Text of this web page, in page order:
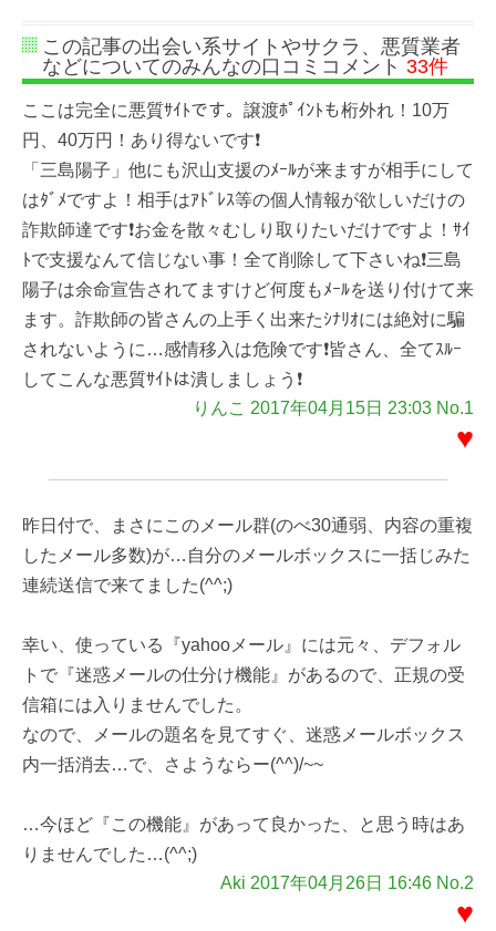
この記事の出会い系サイトやサクラ、悪質業者
などについてのみんなの口コミコメント 33件
ここは完全に悪質ｻｲﾄです。譲渡ﾎﾟｲﾝﾄも桁外れ！10万
円、40万円！あり得ないです❗
「三島陽子」他にも沢山支援のﾒｰﾙが来ますが相手にして
はﾀﾞﾒですよ！相手はｱﾄﾞﾚｽ等の個人情報が欲しいだけの
詐欺師達です❗お金を散々むしり取りたいだけですよ！ｻｲ
ﾄで支援なんて信じない事！全て削除して下さいね❗三島
陽子は余命宣告されてますけど何度もﾒｰﾙを送り付けて来
ます。詐欺師の皆さんの上手く出来たｼﾅﾘｵには絶対に騙
されないように…感情移入は危険です❗皆さん、全てｽﾙｰ
してこんな悪質ｻｲﾄは潰しましょう❗
りんこ 2017年04月15日 23:03 No.1
♥
昨日付で、まさにこのメール群(のべ30通弱、内容の重複
したメール多数)が…自分のメールボックスに一括じみた
連続送信で来てました(^^;)
幸い、使っている『yahooメール』には元々、デフォル
トで『迷惑メールの仕分け機能』があるので、正規の受
信箱には入りませんでした。
なので、メールの題名を見てすぐ、迷惑メールボックス
内一括消去…で、さようならー(^^)/~~
…今ほど『この機能』があって良かった、と思う時はあ
りませんでした…(^^;)
Aki 2017年04月26日 16:46 No.2
♥